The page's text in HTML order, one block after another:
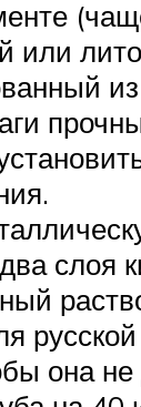
или
слоя
она